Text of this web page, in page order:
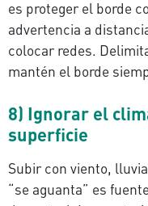
es proteger el borde
advertencia a
colocar redes.
mantén el borde
8) Ignorar el
superficie
Subir con viento,
“se aguanta” es